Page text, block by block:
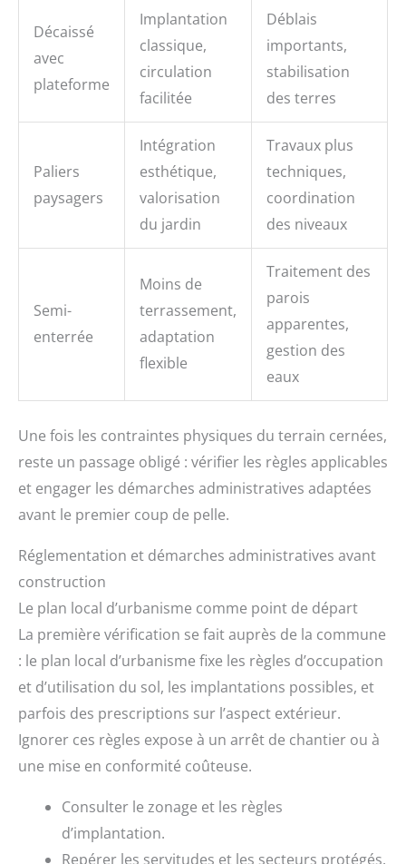
Décaissé
avec
plateforme
Implantation
classique,
circulation
facilitée
Déblais
importants,
stabilisation
des terres
Paliers
paysagers
Intégration
esthétique,
valorisation
du jardin
Travaux plus
techniques,
coordination
des niveaux
Semi-
enterrée
Moins de
terrassement,
adaptation
flexible
Traitement des
parois
apparentes,
gestion des
eaux
Une fois les contraintes physiques du terrain cernées,
reste un passage obligé : vérifier les règles applicables
et engager les démarches administratives adaptées
avant le premier coup de pelle.
Réglementation et démarches administratives avant
construction
Le plan local d’urbanisme comme point de départ
La première vérification se fait auprès de la commune
: le plan local d’urbanisme fixe les règles d’occupation
et d’utilisation du sol, les implantations possibles, et
parfois des prescriptions sur l’aspect extérieur.
Ignorer ces règles expose à un arrêt de chantier ou à
une mise en conformité coûteuse.
Consulter le zonage et les règles
d’implantation.
Repérer les servitudes et les secteurs protégés.